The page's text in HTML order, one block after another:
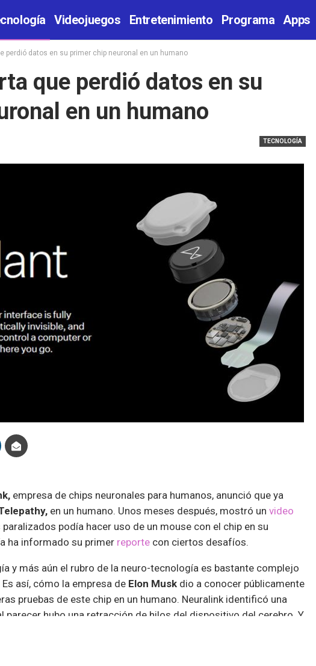
Videojuegos Entretenimiento Programa Apps
perdió datos en su primer chip neuronal en un humano
que perdió datos en su
en un humano
TECNOLOGÍA
empresa de chips neuronales para humanos, anunció que ya
en un humano. Unos meses después, mostró un video
podía hacer uso de un mouse con el chip en su
ha informado su primer reporte con ciertos desafíos.
y más aún el rubro de la neuro-tecnología es bastante complejo
así, cómo la empresa de Elon Musk dio a conocer públicamente
pruebas de este chip en un humano. Neuralink identificó una
parecer hubo una retracción de hilos del dispositivo del cerebro. Y